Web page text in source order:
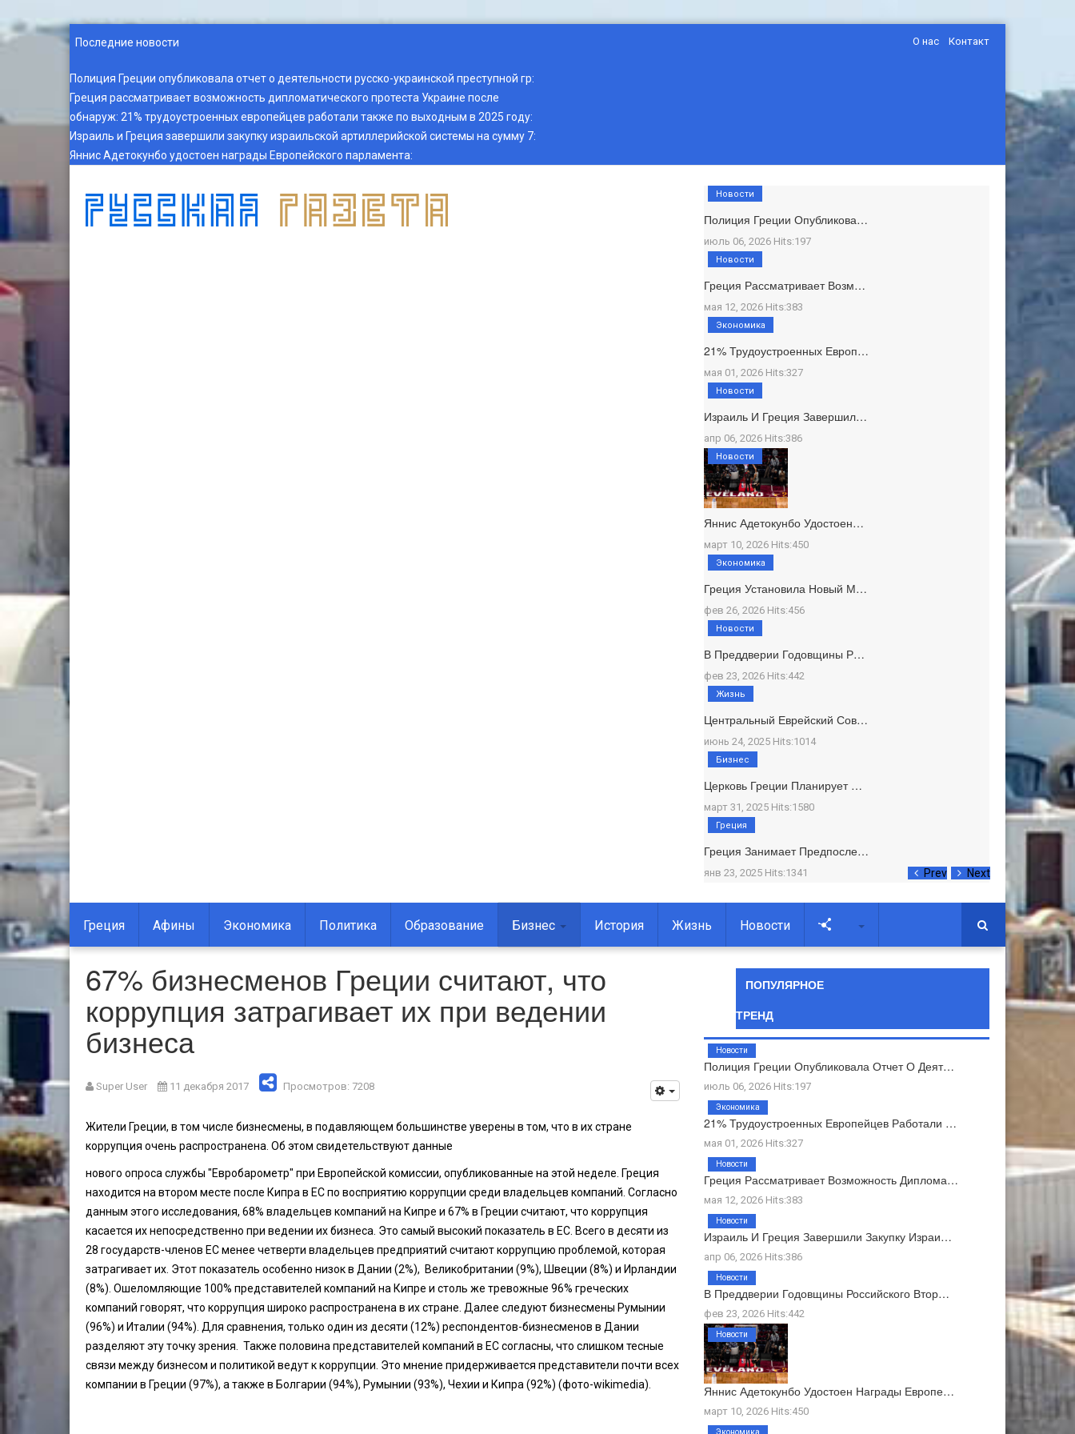
Последние новости
Полиция Греции опубликовала отчет о деятельности русско-украинской преступной гр:
Греция рассматривает возможность дипломатического протеста Украине после
обнаруж: 21% трудоустроенных европейцев работали также по выходным в 2025 году:
Израиль и Греция завершили закупку израильской артиллерийской системы на сумму 7:
Яннис Адетокунбо удостоен награды Европейского парламента:
О нас Контакт
Prev Next
Полиция Греции Опубликова…
июль 06, 2026 Hits:197
Новости
Греция Рассматривает Возм…
мая 12, 2026 Hits:383
Новости
21% Трудоустроенных Европ…
мая 01, 2026 Hits:327
Экономика
Израиль И Греция Завершил…
апр 06, 2026 Hits:386
Новости
Яннис Адетокунбо Удостоен…
март 10, 2026 Hits:450
Новости
Греция Установила Новый М…
фев 26, 2026 Hits:456
Экономика
В Преддверии Годовщины Р…
фев 23, 2026 Hits:442
Новости
Центральный Еврейский Сов…
июнь 24, 2025 Hits:1014
Жизнь
Церковь Греции Планирует …
март 31, 2025 Hits:1580
Бизнес
Греция Занимает Предпосле…
янв 23, 2025 Hits:1341
Греция
Греция Афины Экономика Политика Образование Бизнес История Жизнь Новости
67% бизнесменов Греции считают, что
коррупция затрагивает их при ведении
бизнеса
Super User 11 декабря 2017 Просмотров: 7208
Жители Греции, в том числе бизнесмены, в подавляющем большинстве уверены в том, что в их стране
коррупция очень распространена. Об этом свидетельствуют данные
нового опроса службы "Евробарометр" при Европейской комиссии, опубликованные на этой неделе. Греция
находится на втором месте после Кипра в ЕС по восприятию коррупции среди владельцев компаний. Согласно
данным этого исследования, 68% владельцев компаний на Кипре и 67% в Греции считают, что коррупция
касается их непосредственно при ведении их бизнеса. Это самый высокий показатель в ЕС. Всего в десяти из
28 государств-членов ЕС менее четверти владельцев предприятий считают коррупцию проблемой, которая
затрагивает их. Этот показатель особенно низок в Дании (2%), Великобритании (9%), Швеции (8%) и Ирландии
(8%). Ошеломляющие 100% представителей компаний на Кипре и столь же тревожные 96% греческих
компаний говорят, что коррупция широко распространена в их стране. Далее следуют бизнесмены Румынии
(96%) и Италии (94%). Для сравнения, только один из десяти (12%) респондентов-бизнесменов в Дании
разделяют эту точку зрения. Также половина представителей компаний в ЕС согласны, что слишком тесные
связи между бизнесом и политикой ведут к коррупции. Это мнение придерживается представители почти всех
компании в Греции (97%), а также в Болгарии (94%), Румынии (93%), Чехии и Кипра (92%) (фото-wikimedia).
ПОПУЛЯРНОЕ
ТРЕНД
Полиция Греции Опубликовала Отчет О Деят…
июль 06, 2026 Hits:197
Новости
21% Трудоустроенных Европейцев Работали …
мая 01, 2026 Hits:327
Экономика
Греция Рассматривает Возможность Диплома…
мая 12, 2026 Hits:383
Новости
Израиль И Греция Завершили Закупку Израи…
апр 06, 2026 Hits:386
Новости
В Преддверии Годовщины Российского Втор…
фев 23, 2026 Hits:442
Новости
Яннис Адетокунбо Удостоен Награды Европе…
март 10, 2026 Hits:450
Новости
Экономика